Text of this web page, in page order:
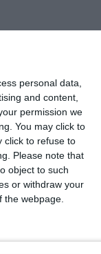
personal data,
and content,
permission we
You may click to
click to refuse to
Please note that
object to such
or withdraw your
webpage.